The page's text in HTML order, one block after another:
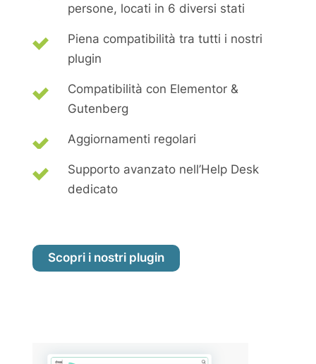
persone, locati in 6 diversi stati
Piena compatibilità tra tutti i nostri
plugin
Compatibilità con Elementor &
Gutenberg
Aggiornamenti regolari
Supporto avanzato nell’Help Desk
dedicato
Scopri i nostri plugin